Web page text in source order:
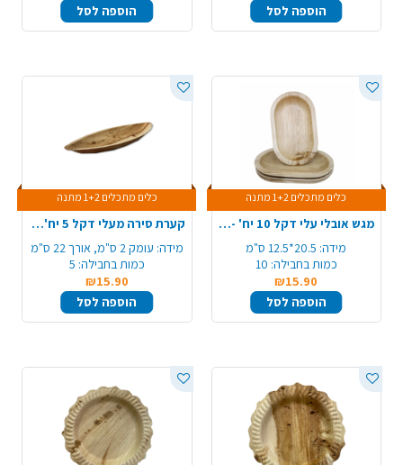
הוספה לסל
הוספה לסל
כלים מתכלים 1+2 מתנה
מגש אובלי עלי דקל 10 יח' - בינוני
מידה: 20.5*12.5 ס"מ
כמות בחבילה: 10
₪15.90
הוספה לסל
כלים מתכלים 1+2 מתנה
קערת סירה מעלי דקל 5 יח' - בינוני
מידה: עומק 2 ס"מ, אורך 22 ס"מ
כמות בחבילה: 5
₪15.90
הוספה לסל